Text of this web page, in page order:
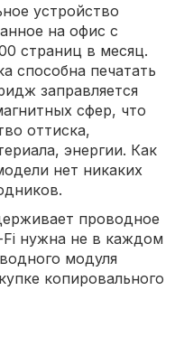
устройство
на офис с
страниц в месяц.
способна печатать
заправляется
сфер, что
оттиска,
энергии. Как
нет никаких
проводное
нужна не в каждом
модуля
копировального